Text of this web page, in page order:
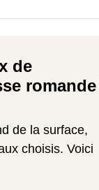
de
romande
de la surface,
choisis. Voici